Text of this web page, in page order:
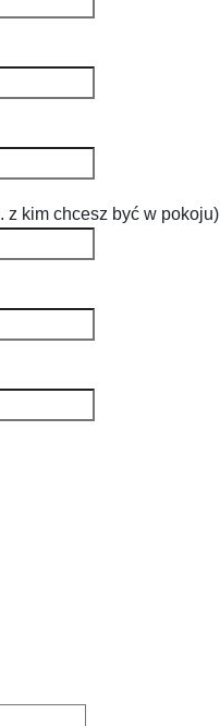
z kim chcesz być w pokoju)